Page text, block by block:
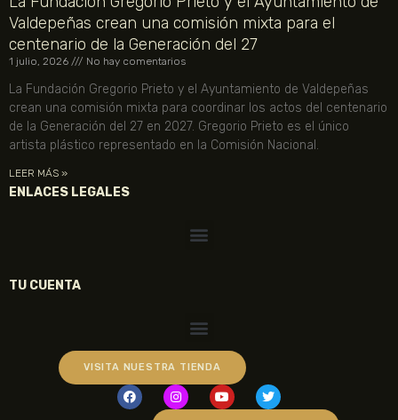
Valdepeñas crean una comisión mixta para el
centenario de la Generación del 27
1 julio, 2026 No hay comentarios
La Fundación Gregorio Prieto y el Ayuntamiento de Valdepeñas
crean una comisión mixta para coordinar los actos del centenario
de la Generación del 27 en 2027. Gregorio Prieto es el único
artista plástico representado en la Comisión Nacional.
LEER MÁS »
ENLACES LEGALES
TU CUENTA
VISITA NUESTRA TIENDA